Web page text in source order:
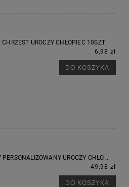
UROCZY CHŁOPIEC 10SZT
6,98 zł
DO KOSZYKA
UROCZY CHŁO...
49,98 zł
DO KOSZYKA